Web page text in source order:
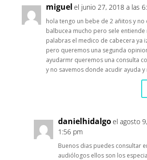
miguel el junio 27, 2018 a las
hola tengo un bebe de 2 añitos y no
balbucea mucho pero sele
palabras el medico de cabecera ya
pero queremos una segunda
ayudarmr queremos una consulta
y no savemos donde acudir ayuda y
danielhidalgoel agosto
1:56 pm
Buenos dias puedes consultar
audiólogos ellos son los